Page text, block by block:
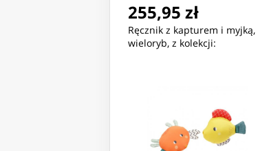
255,95 zł
Ręcznik z kapturem i myjką,
wieloryb, z kolekcji: